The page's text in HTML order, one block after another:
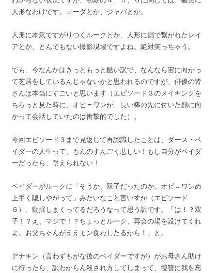
人形なわけです。ヨーダとか、ジャバとか。
人形に本気ですがりつくルークとか、人形に鎖で繋がれたレイ
アとか、とんでもない撮影現場ですよね。絶対笑っちゃう。
でも、今なんかはきっともっと酷い訳で、なんなら宙に向かっ
て芝居をしているんじゃないかと思われるのですが、俳優の皆
さんは本当にすごいと思います（エピソード３のメイキングを
ちらっと見た時に、オビ＝ワンが、長い棒の先に付いた顔に向
かって会話していたのは衝撃的でした）。
今回エピソード３まで見返して再認識したことは、ダース・ベ
イダーの人生って、もんのすんごく悲しい！もし自分がベイダ
ーだったら、耐えられない！
ベイダーがルークに「そうか、双子だったのか。オビ＝ワンめ
上手く隠しやがって」みたいなこと言いすが（エピソード
６）、動揺しまくってるだろうなって思う訳です。「は！？双
子！？え、マジで！？ちょっとルーク、再会の場を設けてくれ
よ。お父ちゃんがええモン食わしたるから！」と。
アナキン（言わずもがな後のベイダーですが）がお母さん助け
に行ったら、訳わからん殺され方してしまって、復讐に我を忘